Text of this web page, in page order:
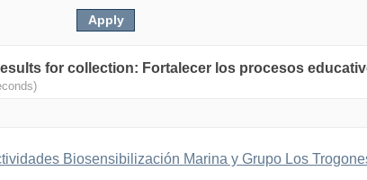
for collection: Fortalecer los procesos
Biosensibilización Marina y Grupo Los